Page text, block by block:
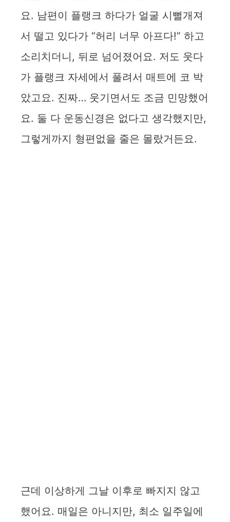
요. 남편이 플랭크 하다가 얼굴 시뻘개져
서 떨고 있다가 “허리 너무 아프다!” 하고
소리치더니, 뒤로 넘어졌어요. 저도 웃다
가 플랭크 자세에서 풀려서 매트에 코 박
았고요. 진짜… 웃기면서도 조금 민망했어
요. 둘 다 운동신경은 없다고 생각했지만,
그렇게까지 형편없을 줄은 몰랐거든요.
근데 이상하게 그날 이후로 빠지지 않고
했어요. 매일은 아니지만, 최소 일주일에